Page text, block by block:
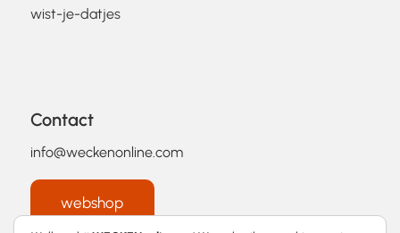
wist-je-datjes
Contact
info@weckenonline.com
webshop